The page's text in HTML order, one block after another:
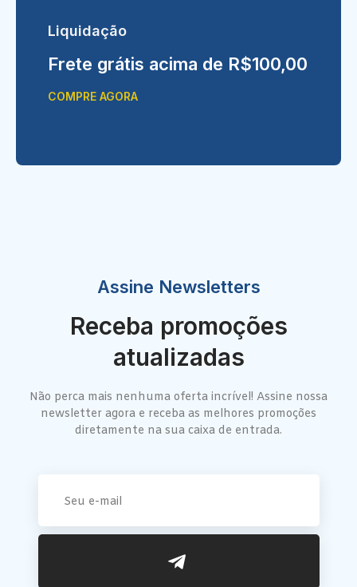
Liquidação
Frete grátis acima de R$100,00
COMPRE AGORA
Assine Newsletters
Receba promoções
atualizadas
Não perca mais nenhuma oferta incrível! Assine nossa
newsletter agora e receba as melhores promoções
diretamente na sua caixa de entrada.